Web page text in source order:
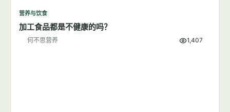
营养与饮食
加工食品都是不健康的吗？
何不思营养 1,407